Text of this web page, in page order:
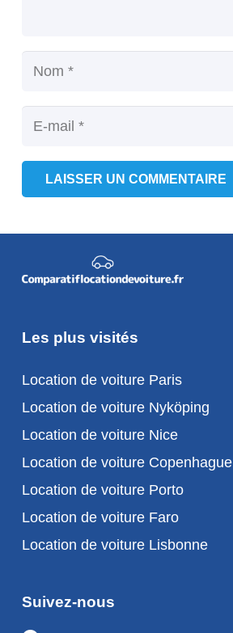
LAISSER UN COMMENTAIRE
Les plus visités
Location de voiture Paris
Location de voiture Nyköping
Location de voiture Nice
Location de voiture Copenhague
Location de voiture Porto
Location de voiture Faro
Location de voiture Lisbonne
Suivez-nous